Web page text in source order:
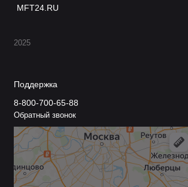
MFT24.RU
2025
Поддержка
8-800-700-65-88
Обратный звонок